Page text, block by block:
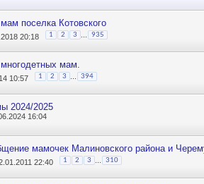
поселка Котовского
20:18 1 2 3 935
мам.
10:57 1 2 3 394
2024/2025
16:04
мамочек Малиновского района и
22:40 1 2 3 310